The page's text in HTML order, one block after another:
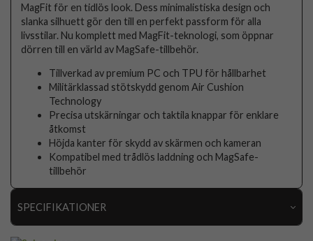
MagFit för en tidlös look. Dess minimalistiska design och
slanka silhuett gör den till en perfekt passform för alla
livsstilar. Nu komplett med MagFit-teknologi, som öppnar
dörren till en värld av MagSafe-tillbehör.
Tillverkad av premium PC och TPU för hållbarhet
Militärklassad stötskydd genom Air Cushion
Technology
Precisa utskärningar och taktila knappar för enklare
åtkomst
Höjda kanter för skydd av skärmen och kameran
Kompatibel med trådlös laddning och MagSafe-
tillbehör
SPECIFIKATIONER